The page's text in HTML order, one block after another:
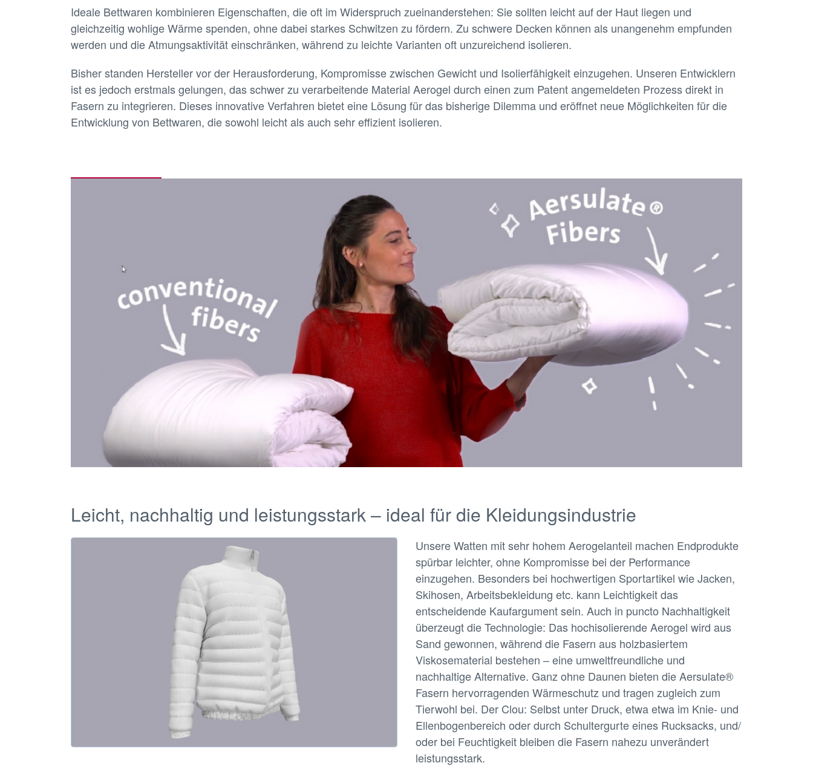
Ideale Bettwaren kombinieren Eigenschaften, die oft im Widerspruch zueinanderstehen: Sie sollten leicht auf der Haut liegen und
gleichzeitig wohlige Wärme spenden, ohne dabei starkes Schwitzen zu fördern. Zu schwere Decken können als unangenehm empfunden
werden und die Atmungsaktivität einschränken, während zu leichte Varianten oft unzureichend isolieren.
Bisher standen Hersteller vor der Herausforderung, Kompromisse zwischen Gewicht und Isolierfähigkeit einzugehen. Unseren Entwicklern
ist es jedoch erstmals gelungen, das schwer zu verarbeitende Material Aerogel durch einen zum Patent angemeldeten Prozess direkt in
Fasern zu integrieren. Dieses innovative Verfahren bietet eine Lösung für das bisherige Dilemma und eröffnet neue Möglichkeiten für die
Entwicklung von Bettwaren, die sowohl leicht als auch sehr effizient isolieren.
Leicht, nachhaltig und leistungsstark – ideal für die Kleidungsindustrie
Unsere Watten mit sehr hohem Aerogelanteil machen Endprodukte
spürbar leichter, ohne Kompromisse bei der Performance
einzugehen. Besonders bei hochwertigen Sportartikel wie Jacken,
Skihosen, Arbeitsbekleidung etc. kann Leichtigkeit das
entscheidende Kaufargument sein. Auch in puncto Nachhaltigkeit
überzeugt die Technologie: Das hochisolierende Aerogel wird aus
Sand gewonnen, während die Fasern aus holzbasiertem
Viskosematerial bestehen – eine umweltfreundliche und
nachhaltige Alternative. Ganz ohne Daunen bieten die Aersulate®
Fasern hervorragenden Wärmeschutz und tragen zugleich zum
Tierwohl bei. Der Clou: Selbst unter Druck, etwa etwa im Knie- und
Ellenbogenbereich oder durch Schultergurte eines Rucksacks, und/
oder bei Feuchtigkeit bleiben die Fasern nahezu unverändert
leistungsstark.